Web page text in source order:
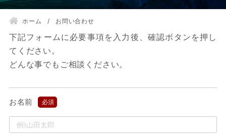
ホーム お問い合わせ
下記フォームに必要事項を入力後、確認ボタンを押し
てください。
どんな事でもご相談ください。
お名前 必須